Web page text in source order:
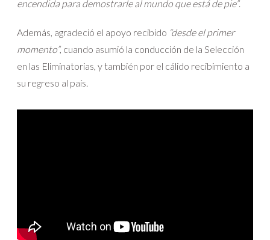
encendida para demostrarle al mundo que está de pie”.
Además, agradeció el apoyo recibido “desde el primer
momento”, cuando asumió la conducción de la Selección
en las Eliminatorias, y también por el cálido recibimiento a
su regreso al país.